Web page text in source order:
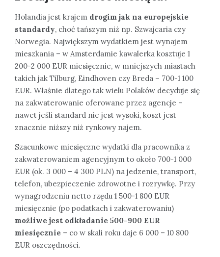
Holandia jest krajem drogim jak na europejskie
standardy, choć tańszym niż np. Szwajcaria czy
Norwegia. Największym wydatkiem jest wynajem
mieszkania – w Amsterdamie kawalerka kosztuje 1
200-2 000 EUR miesięcznie, w mniejszych miastach
takich jak Tilburg, Eindhoven czy Breda – 700-1 100
EUR. Właśnie dlatego tak wielu Polaków decyduje się
na zakwaterowanie oferowane przez agencje –
nawet jeśli standard nie jest wysoki, koszt jest
znacznie niższy niż rynkowy najem.
Szacunkowe miesięczne wydatki dla pracownika z
zakwaterowaniem agencyjnym to około 700-1 000
EUR (ok. 3 000 – 4 300 PLN) na jedzenie, transport,
telefon, ubezpieczenie zdrowotne i rozrywkę. Przy
wynagrodzeniu netto rzędu 1 500-1 800 EUR
miesięcznie (po podatkach i zakwaterowaniu)
możliwe jest odkładanie 500-900 EUR
miesięcznie – co w skali roku daje 6 000 – 10 800
EUR oszczędności.